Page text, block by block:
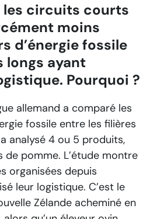
les circuits courts
moins
d’énergie fossile
longs ayant
Pourquoi ?
allemand a comparé les
fossile entre les filières
analysé 4 ou 5 produits,
de pomme. L’étude montre
organisées depuis
leur logistique. C’est le
Zélande acheminé en